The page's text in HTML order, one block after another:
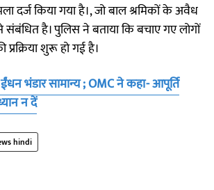
दर्ज किया गया है।, जो बाल श्रमिकों के अवैध
है। पुलिस ने बताया कि बचाए गए लोगों
शुरू हो गई है।
भंडार सामान्य ; OMC ने कहा- आपूर्ति
न दें
hindi